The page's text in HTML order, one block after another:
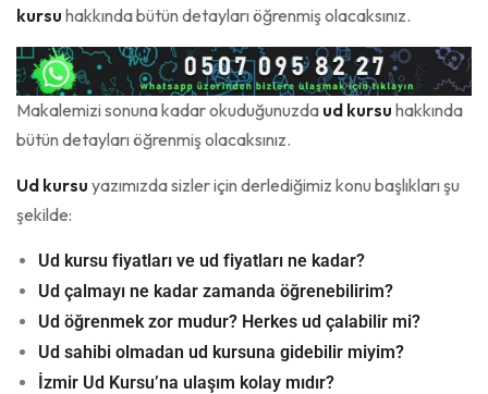
kursu hakkında bütün detayları öğrenmiş olacaksınız.
Makalemizi sonuna kadar okuduğunuzda ud kursu hakkında
bütün detayları öğrenmiş olacaksınız.
Ud kursu yazımızda sizler için derlediğimiz konu başlıkları şu
şekilde:
Ud kursu fiyatları ve ud fiyatları ne kadar?
Ud çalmayı ne kadar zamanda öğrenebilirim?
Ud öğrenmek zor mudur? Herkes ud çalabilir mi?
Ud sahibi olmadan ud kursuna gidebilir miyim?
İzmir Ud Kursu’na ulaşım kolay mıdır?